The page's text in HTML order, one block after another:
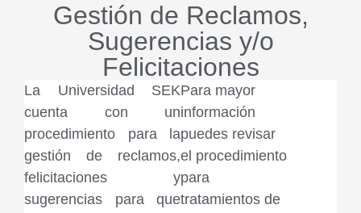
Gestión de Reclamos,
Sugerencias y/o
Felicitaciones
La Universidad SEK
cuenta con un
procedimiento para la
gestión de reclamos,
felicitaciones y
sugerencias para que
Para mayor
información
puedes revisar
el procedimiento
para
tratamientos de